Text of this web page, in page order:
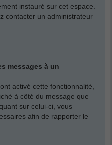
instauré sur cet espace.
contacter un administrateur
messages à un
activé cette fonctionnalité,
à côté du message que
sur celui-ci, vous
afin de rapporter le